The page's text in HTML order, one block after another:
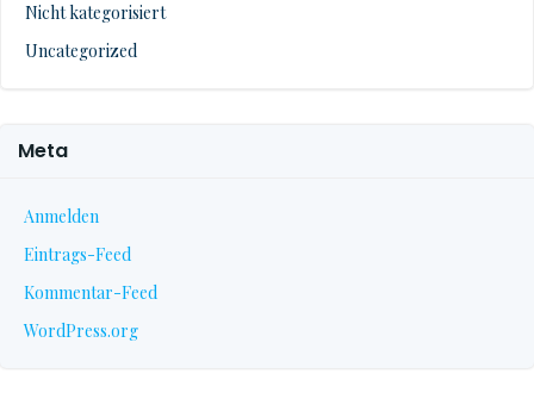
Nicht kategorisiert
Uncategorized
Meta
Anmelden
Eintrags-Feed
Kommentar-Feed
WordPress.org